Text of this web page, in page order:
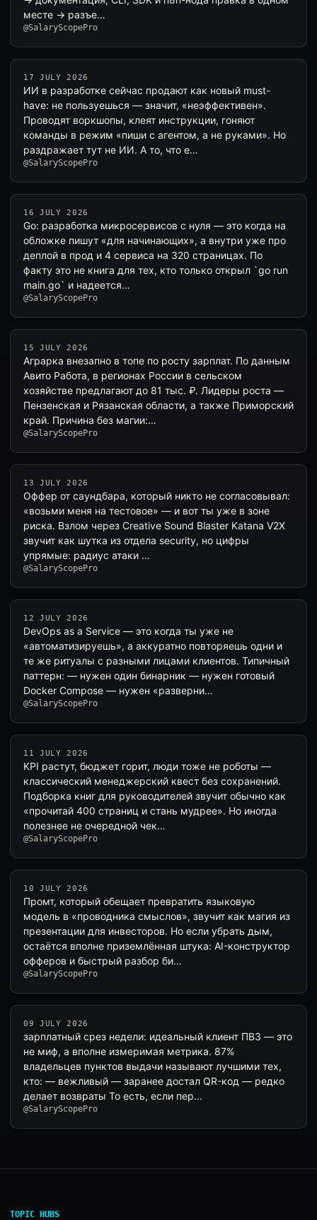
месте → разъе…
@SalaryScopePro
17 JULY 2026
ИИ в разработке сейчас продают как новый must-
have: не пользуешься — значит, «неэффективен».
Проводят воркшопы, клеят инструкции, гоняют
команды в режим «пиши с агентом, а не руками». Но
раздражает тут не ИИ. А то, что е…
@SalaryScopePro
16 JULY 2026
Go: разработка микросервисов с нуля — это когда на
обложке пишут «для начинающих», а внутри уже про
деплой в прод и 4 сервиса на 320 страницах. По
факту это не книга для тех, кто только открыл `go run
main.go` и надеется…
@SalaryScopePro
15 JULY 2026
Аграрка внезапно в топе по росту зарплат. По данным
Авито Работа, в регионах России в сельском
хозяйстве предлагают до 81 тыс. ₽. Лидеры роста —
Пензенская и Рязанская области, а также Приморский
край. Причина без магии:…
@SalaryScopePro
13 JULY 2026
Оффер от саундбара, который никто не согласовывал:
«возьми меня на тестовое» — и вот ты уже в зоне
риска. Взлом через Creative Sound Blaster Katana V2X
звучит как шутка из отдела security, но цифры
упрямые: радиус атаки …
@SalaryScopePro
12 JULY 2026
DevOps as a Service — это когда ты уже не
«автоматизируешь», а аккуратно повторяешь одни и
те же ритуалы с разными лицами клиентов. Типичный
паттерн: — нужен один бинарник — нужен готовый
Docker Compose — нужен «разверни…
@SalaryScopePro
11 JULY 2026
KPI растут, бюджет горит, люди тоже не роботы —
классический менеджерский квест без сохранений.
Подборка книг для руководителей звучит обычно как
«прочитай 400 страниц и стань мудрее». Но иногда
полезнее не очередной чек…
@SalaryScopePro
10 JULY 2026
Промт, который обещает превратить языковую
модель в «проводника смыслов», звучит как магия из
презентации для инвесторов. Но если убрать дым,
остаётся вполне приземлённая штука: AI-конструктор
офферов и быстрый разбор би…
@SalaryScopePro
09 JULY 2026
зарплатный срез недели: идеальный клиент ПВЗ — это
не миф, а вполне измеримая метрика. 87%
владельцев пунктов выдачи называют лучшими тех,
кто: — вежливый — заранее достал QR-код — редко
делает возвраты То есть, если пер…
@SalaryScopePro
TOPIC HUBS